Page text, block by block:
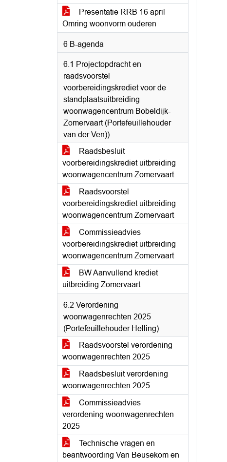
Presentatie RRB 16 april
Omring woonvorm ouderen
6 B-agenda
6.1 Projectopdracht en
raadsvoorstel
voorbereidingskrediet voor de
standplaatsuitbreiding
woonwagencentrum Bobeldijk-
Zomervaart (Portefeuillehouder
van der Ven))
Raadsbesluit
voorbereidingskrediet uitbreiding
woonwagencentrum Zomervaart
Raadsvoorstel
voorbereidingskrediet uitbreiding
woonwagencentrum Zomervaart
Commissieadvies
voorbereidingskrediet uitbreiding
woonwagencentrum Zomervaart
BW Aanvullend krediet
uitbreiding Zomervaart
6.2 Verordening
woonwagenrechten 2025
(Portefeuillehouder Helling)
Raadsvoorstel verordening
woonwagenrechten 2025
Raadsbesluit verordening
woonwagenrechten 2025
Commissieadvies
verordening woonwagenrechten
2025
Technische vragen en
beantwoording Van Beusekom en